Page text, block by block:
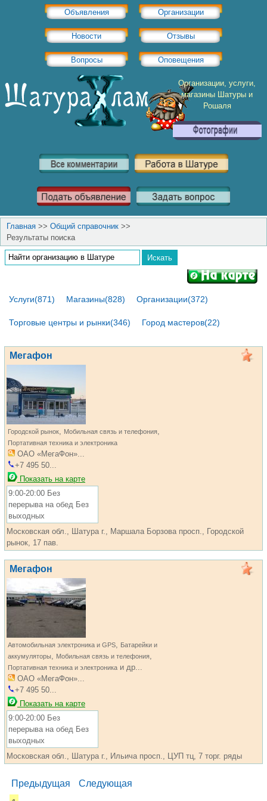
Объявления Организации
Новости Отзывы
Вопросы Оповещения
Организации, услуги,
магазины Шатуры и
Рошаля
Главная >> Общий справочник >>
Результаты поиска
Услуги(871) Магазины(828) Организации(372)
Торговые центры и рынки(346) Город мастеров(22)
Мегафон
Городской рынок, Мобильная связь и телефония,
Портативная техника и электроника
ОАО «МегаФон»...
+7 495 50...
Показать на карте
9:00-20:00 Без
перерыва на обед Без
выходных
Московская обл., Шатура г., Маршала Борзова просп., Городской
рынок, 17 пав.
Мегафон
Автомобильная электроника и GPS, Батарейки и
аккумуляторы, Мобильная связь и телефония,
Портативная техника и электроника и др...
ОАО «МегаФон»...
+7 495 50...
Показать на карте
9:00-20:00 Без
перерыва на обед Без
выходных
Московская обл., Шатура г., Ильича просп., ЦУП тц, 7 торг. ряды
Предыдущая
Следующая